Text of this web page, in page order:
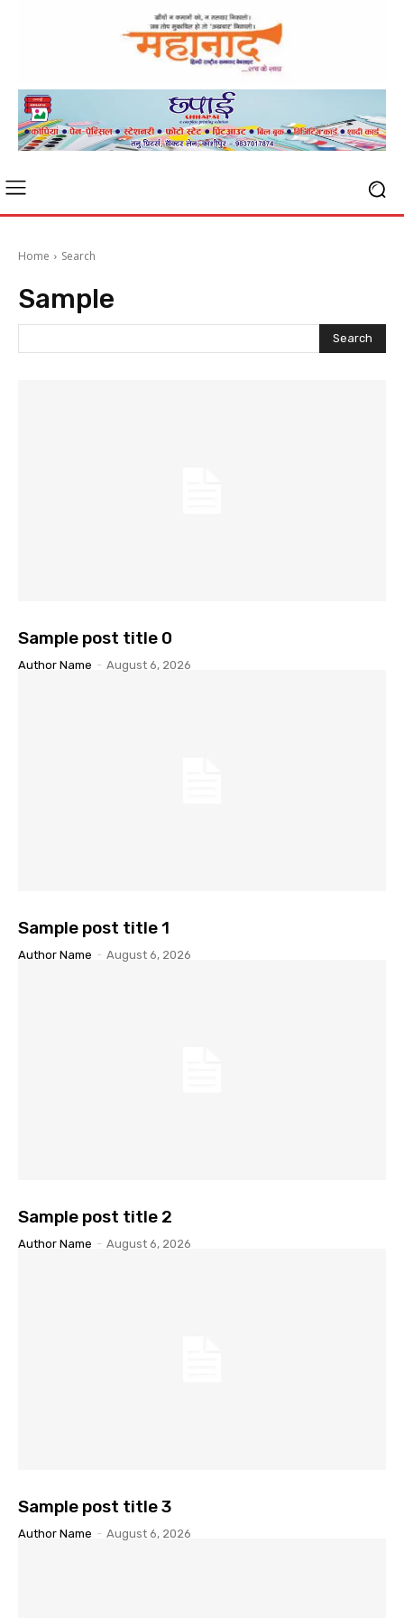
Home Search
Sample
Search
Sample post title 0
Author Name - August 6, 2026
Sample post title 1
Author Name - August 6, 2026
Sample post title 2
Author Name - August 6, 2026
Sample post title 3
Author Name - August 6, 2026